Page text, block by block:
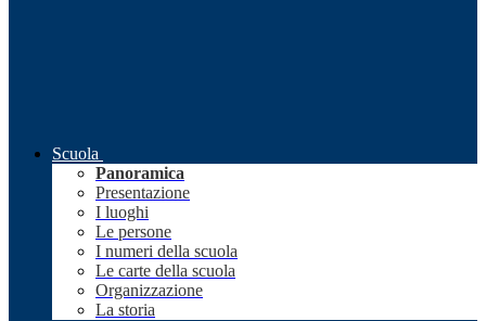
Scuola
Panoramica
Presentazione
I luoghi
Le persone
I numeri della scuola
Le carte della scuola
Organizzazione
La storia